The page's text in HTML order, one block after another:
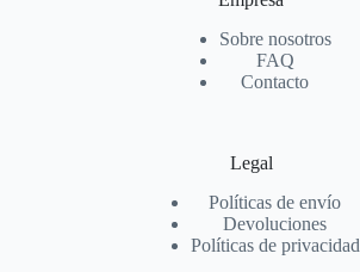
Sobre nosotros
FAQ
Contacto
Legal
Políticas de envío
Devoluciones
Políticas de privacidad